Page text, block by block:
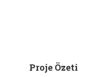
Proje Özeti